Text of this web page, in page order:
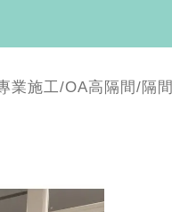
業施工/OA高隔間/隔間